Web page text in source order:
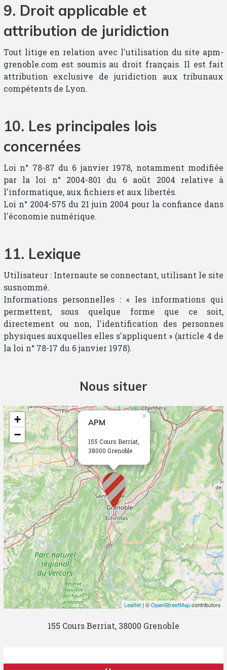
9. Droit applicable et
attribution de juridiction
Tout litige en relation avec l'utilisation du site apm-
grenoble.com est soumis au droit français. Il est fait
attribution exclusive de juridiction aux tribunaux
compétents de Lyon.
10. Les principales lois
concernées
Loi n° 78-87 du 6 janvier 1978, notamment modifiée
par la loi n° 2004-801 du 6 août 2004 relative à
l'informatique, aux fichiers et aux libertés.
Loi n° 2004-575 du 21 juin 2004 pour la confiance dans
l'économie numérique.
11. Lexique
Utilisateur : Internaute se connectant, utilisant le site
susnommé.
Informations personnelles : « les informations qui
permettent, sous quelque forme que ce soit,
directement ou non, l'identification des personnes
physiques auxquelles elles s'appliquent » (article 4 de
la loi n° 78-17 du 6 janvier 1978).
Nous situer
APM
155 Cours Berriat,
38000 Grenoble
×
+
−
Leaflet | ©OpenStreetMapcontributors
155 Cours Berriat, 38000 Grenoble